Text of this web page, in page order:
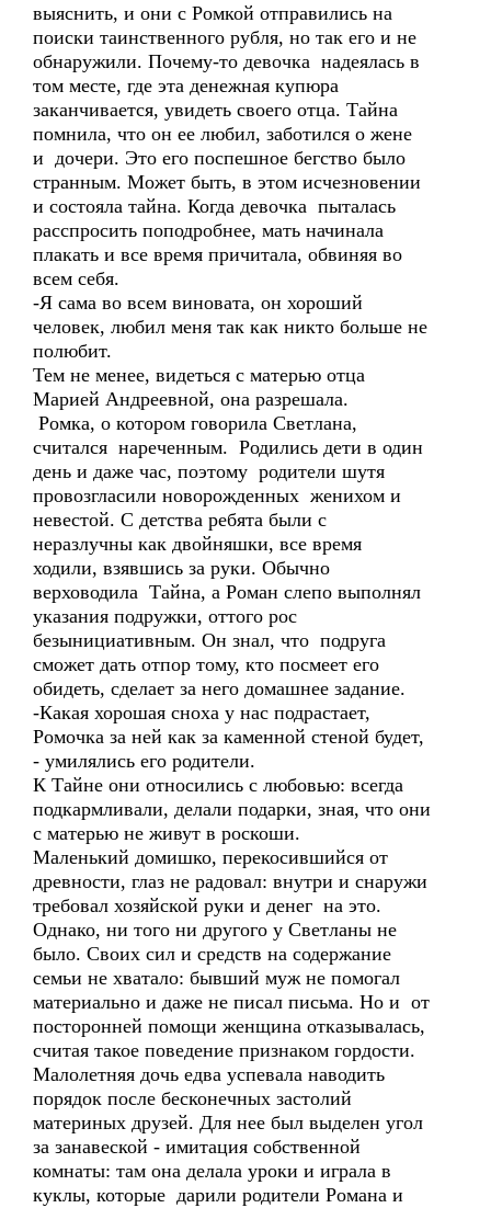
выяснить, и они с Ромкой отправились на
поиски таинственного рубля, но так его и не
обнаружили. Почему-то девочка надеялась в
том месте, где эта денежная купюра
заканчивается, увидеть своего отца. Тайна
помнила, что он ее любил, заботился о жене
и дочери. Это его поспешное бегство было
странным. Может быть, в этом исчезновении
и состояла тайна. Когда девочка пыталась
расспросить поподробнее, мать начинала
плакать и все время причитала, обвиняя во
всем себя.
-Я сама во всем виновата, он хороший
человек, любил меня так как никто больше не
полюбит.
Тем не менее, видеться с матерью отца
Марией Андреевной, она разрешала.
Ромка, о котором говорила Светлана,
считался нареченным. Родились дети в один
день и даже час, поэтому родители шутя
провозгласили новорожденных женихом и
невестой. С детства ребята были с
неразлучны как двойняшки, все время
ходили, взявшись за руки. Обычно
верховодила Тайна, а Роман слепо выполнял
указания подружки, оттого рос
безынициативным. Он знал, что подруга
сможет дать отпор тому, кто посмеет его
обидеть, сделает за него домашнее задание.
-Какая хорошая сноха у нас подрастает,
Ромочка за ней как за каменной стеной будет,
- умилялись его родители.
К Тайне они относились с любовью: всегда
подкармливали, делали подарки, зная, что они
с матерью не живут в роскоши.
Маленький домишко, перекосившийся от
древности, глаз не радовал: внутри и снаружи
требовал хозяйской руки и денег на это.
Однако, ни того ни другого у Светланы не
было. Своих сил и средств на содержание
семьи не хватало: бывший муж не помогал
материально и даже не писал письма. Но и от
посторонней помощи женщина отказывалась,
считая такое поведение признаком гордости.
Малолетняя дочь едва успевала наводить
порядок после бесконечных застолий
материных друзей. Для нее был выделен угол
за занавеской - имитация собственной
комнаты: там она делала уроки и играла в
куклы, которые дарили родители Романа и